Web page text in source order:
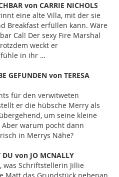
von CARRIE NICHOLS
eine alte Villa, mit der sie
Breakfast erfüllen kann. Wäre
Cal! Der sexy Fire Marshal
weckt er
in ihr …
GEFUNDEN von TERESA
für den verwitweten
er die hübsche Merry als
um seine kleine
warum pocht dann
in Merrys Nähe?
DU von JO MCNALLY
was Schriftstellerin Jillie